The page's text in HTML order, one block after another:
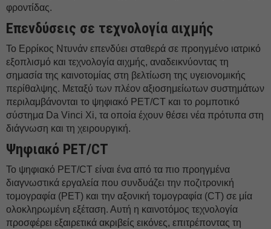
φροντίδας.
Επενδύσεις σε τεχνολογία αιχμής
Το Ερρίκος Ντυνάν επενδύει σταθερά σε προηγμένο ιατρικό
εξοπλισμό και τεχνολογία αιχμής, αναδεικνύοντας τη
σημασία της καινοτομίας στη βελτίωση της υγειονομικής
περίθαλψης. Μεταξύ των πλέον αξιοσημείωτων συστημάτων
περιλαμβάνονται το ψηφιακό PET/CT και το ρομποτικό
σύστημα Da Vinci Xi, τα οποία έχουν θέσει νέα πρότυπα στη
διάγνωση και τη χειρουργική.
Ψηφιακό PET/CT
Το ψηφιακό PET/CT είναι ένα από τα πιο προηγμένα
διαγνωστικά εργαλεία που συνδυάζει την ποζιτρονική
τομογραφία (PET) και την αξονική τομογραφία (CT) σε μία
ολοκληρωμένη εξέταση. Αυτή η καινοτόμος τεχνολογία
προσφέρει εξαιρετικά ακριβείς εικόνες, επιτρέποντας τη